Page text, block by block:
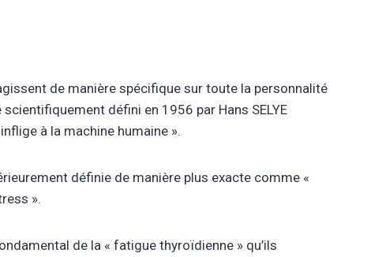
de manière spécifique sur toute la personnalité
défini en 1956 par Hans SELYE
à la machine humaine ».​
définie de manière plus exacte comme «
».​
de la « fatigue thyroïdienne » qu’ils